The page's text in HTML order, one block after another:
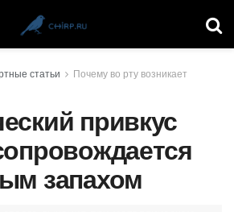
статьи
Почему во рту возникает
привкус
запахом